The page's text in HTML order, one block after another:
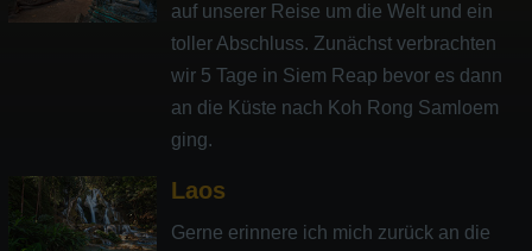
Blog
Kontakt
auf unserer Reise um die Welt und ein
toller Abschluss. Zunächst verbrachten
wir 5 Tage in Siem Reap bevor es dann
an die Küste nach Koh Rong Samloem
ging.
Laos
Gerne erinnere ich mich zurück an die